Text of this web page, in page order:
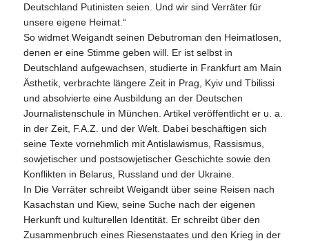
Deutschland Putinisten seien. Und wir sind Verräter für
unsere eigene Heimat.“
So widmet Weigandt seinen Debutroman den Heimatlosen,
denen er eine Stimme geben will. Er ist selbst in
Deutschland aufgewachsen, studierte in Frankfurt am Main
Ästhetik, verbrachte längere Zeit in Prag, Kyiv und Tbilissi
und absolvierte eine Ausbildung an der Deutschen
Journalistenschule in München. Artikel veröffentlicht er u. a.
in der Zeit, F.A.Z. und der Welt. Dabei beschäftigen sich
seine Texte vornehmlich mit Antislawismus, Rassismus,
sowjetischer und postsowjetischer Geschichte sowie den
Konflikten in Belarus, Russland und der Ukraine.
In Die Verräter schreibt Weigandt über seine Reisen nach
Kasachstan und Kiew, seine Suche nach der eigenen
Herkunft und kulturellen Identität. Er schreibt über den
Zusammenbruch eines Riesenstaates und den Krieg in der